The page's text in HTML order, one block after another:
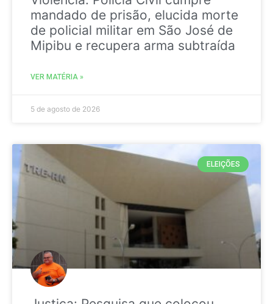
mandado de prisão, elucida morte
de policial militar em São José de
Mipibu e recupera arma subtraída
VER MATÉRIA »
5 de agosto de 2026
ELEIÇÕES